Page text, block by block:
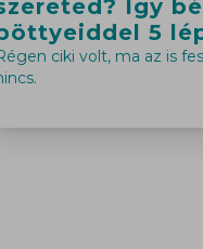
Így
5
ciki volt, ma az is